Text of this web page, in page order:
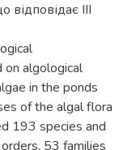
ІІІ
on algological
in the ponds
of the algal flora
193 species and
53 families